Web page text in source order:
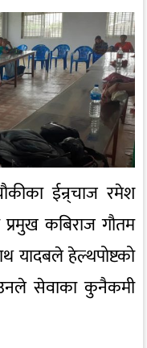
ईन्र्चाज रमेश
कबिराज गौतम
यादबले हेल्थपोष्टको
उनले सेवाका कुनैकमी